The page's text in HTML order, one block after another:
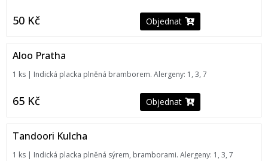
50 Kč Objednat
Aloo Pratha
1 ks | Indická placka plněná bramborem. Alergeny: 1, 3, 7
65 Kč Objednat
Tandoori Kulcha
1 ks | Indická placka plněná sýrem, bramborami. Alergeny: 1, 3, 7